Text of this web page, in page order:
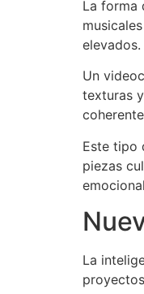
La forma
elevados.
Un
texturas
Este tipo
piezas
La